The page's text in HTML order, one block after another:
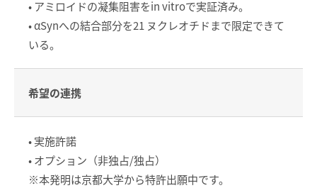
• アミロイドの凝集阻害をin vitroで実証済み。
• αSynへの結合部分を21 ヌクレオチドまで限定できて
いる。
希望の連携
• 実施許諾
• オプション（非独占/独占）
※本発明は京都大学から特許出願中です。